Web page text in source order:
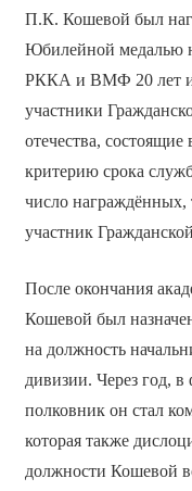
П.К. Кошевой был
Юбилейной медалью
РККА и ВМФ 20 лет и
участники
отечества,
критерию срока
число награждённых,
участник
После окончания
Кошевой был
на должность
дивизии. Через год, в
полковник он стал
которая также
должности Кошевой